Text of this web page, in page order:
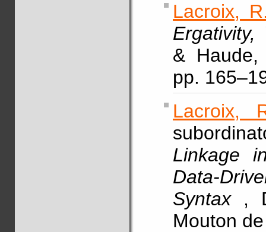
Lacroix,
Ergativity,
&
pp.
Lacroix,
Linkage
Data-
Syntax ,
Mouton